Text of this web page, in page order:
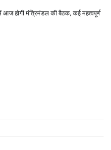
आज होगी मंत्रिमंडल की बैठक, कई महत्वपूर्ण